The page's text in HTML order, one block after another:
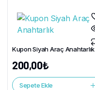
Kupon Siyah Araç Anahtarlık
200,00₺
Sepete Ekle